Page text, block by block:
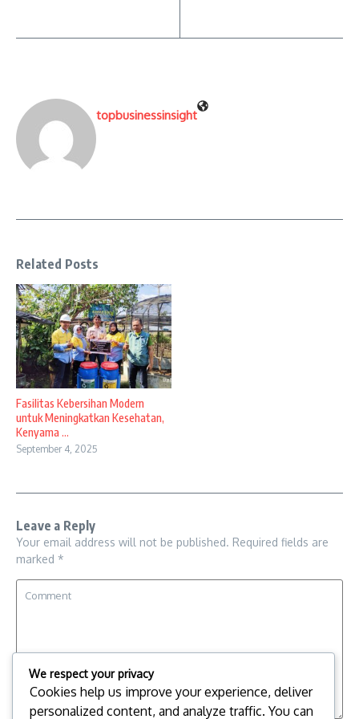
topbusinessinsight
Related Posts
Fasilitas Kebersihan Modern
untuk Meningkatkan Kesehatan,
Kenyama ...
September 4, 2025
Leave a Reply
Your email address will not be published. Required fields are
marked *
We respect your privacy
Cookies help us improve your experience, deliver
personalized content, and analyze traffic. You can